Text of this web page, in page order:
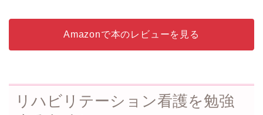
Amazonで本のレビューを見る
リハビリテーション看護を勉強